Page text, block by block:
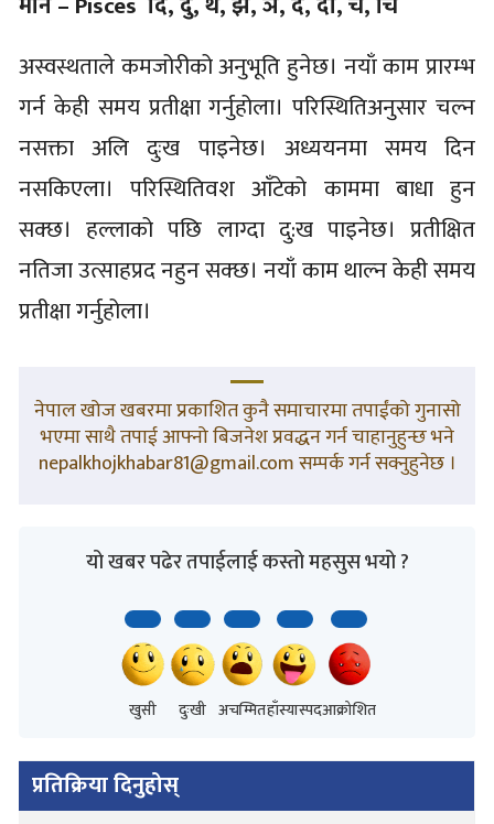
अस्वस्थताले कमजोरीको अनुभूति हुनेछ। नयाँ काम प्रारम्भ
गर्न केही समय प्रतीक्षा गर्नुहोला। परिस्थितिअनुसार चल्न
नसक्ता अलि दुःख पाइनेछ। अध्ययनमा समय दिन
नसकिएला। परिस्थितिवश आँटेको काममा बाधा हुन
सक्छ। हल्लाको पछि लाग्दा दु:ख पाइनेछ। प्रतीक्षित
नतिजा उत्साहप्रद नहुन सक्छ। नयाँ काम थाल्न केही समय
प्रतीक्षा गर्नुहोला।
नेपाल खोज खबरमा प्रकाशित कुनै समाचारमा तपाईंको गुनासो
भएमा साथै तपाई आफ्नो बिजनेश प्रवद्धन गर्न चाहानुहुन्छ भने
nepalkhojkhabar81@gmail.com सम्पर्क गर्न सक्नुहुनेछ ।
यो खबर पढेर तपाईलाई कस्तो महसुस भयो ?
खुसी दुःखी अचम्मितहाँस्यास्पदआक्रोशित
प्रतिक्रिया दिनुहोस्